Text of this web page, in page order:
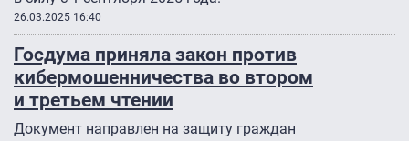
26.03.2025 16:40
Госдума приняла закон против
кибермошенничества во втором
и третьем чтении
Документ направлен на защиту граждан